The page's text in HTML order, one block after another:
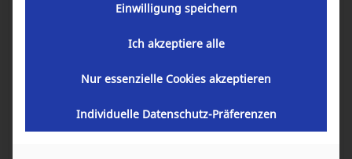
10101-01330
In den Warenkorb
Einwilligung speichern
Ich akzeptiere alle
Nur essenzielle Cookies akzeptieren
Individuelle Datenschutz-Präferenzen